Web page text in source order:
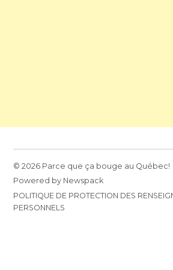
© 2026 Parce que ça bouge au Québec!
Powered by Newspack
POLITIQUE DE PROTECTION DES
PERSONNELS